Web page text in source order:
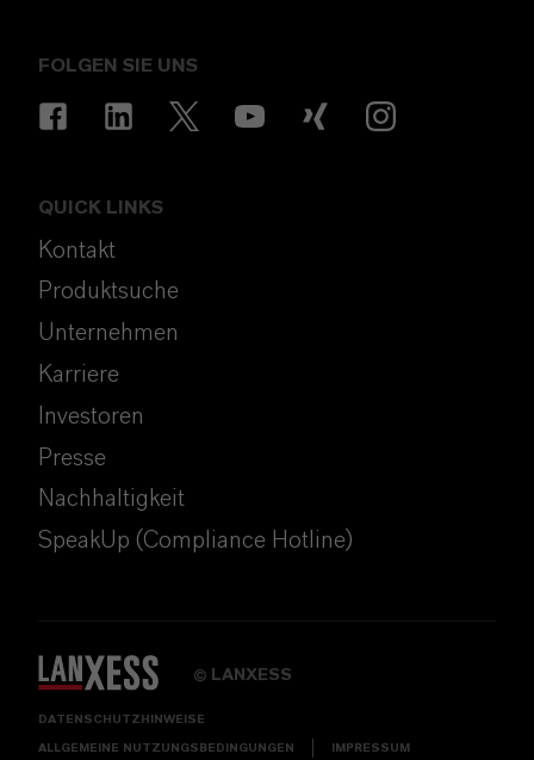
FOLGEN SIE UNS
QUICK LINKS
Kontakt
Produktsuche
Unternehmen
Karriere
Investoren
Presse
Nachhaltigkeit
SpeakUp (Compliance Hotline)
© LANXESS
DATENSCHUTZHINWEISE
ALLGEMEINE NUTZUNGSBEDINGUNGEN IMPRESSUM